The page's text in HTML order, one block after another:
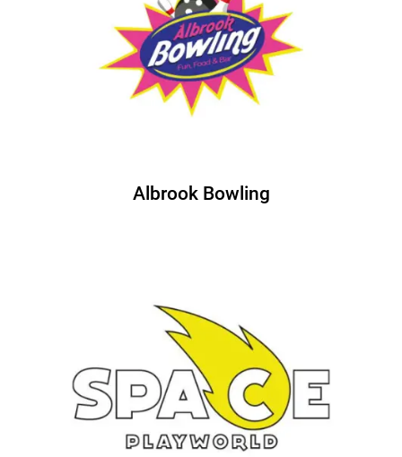
Albrook Bowling